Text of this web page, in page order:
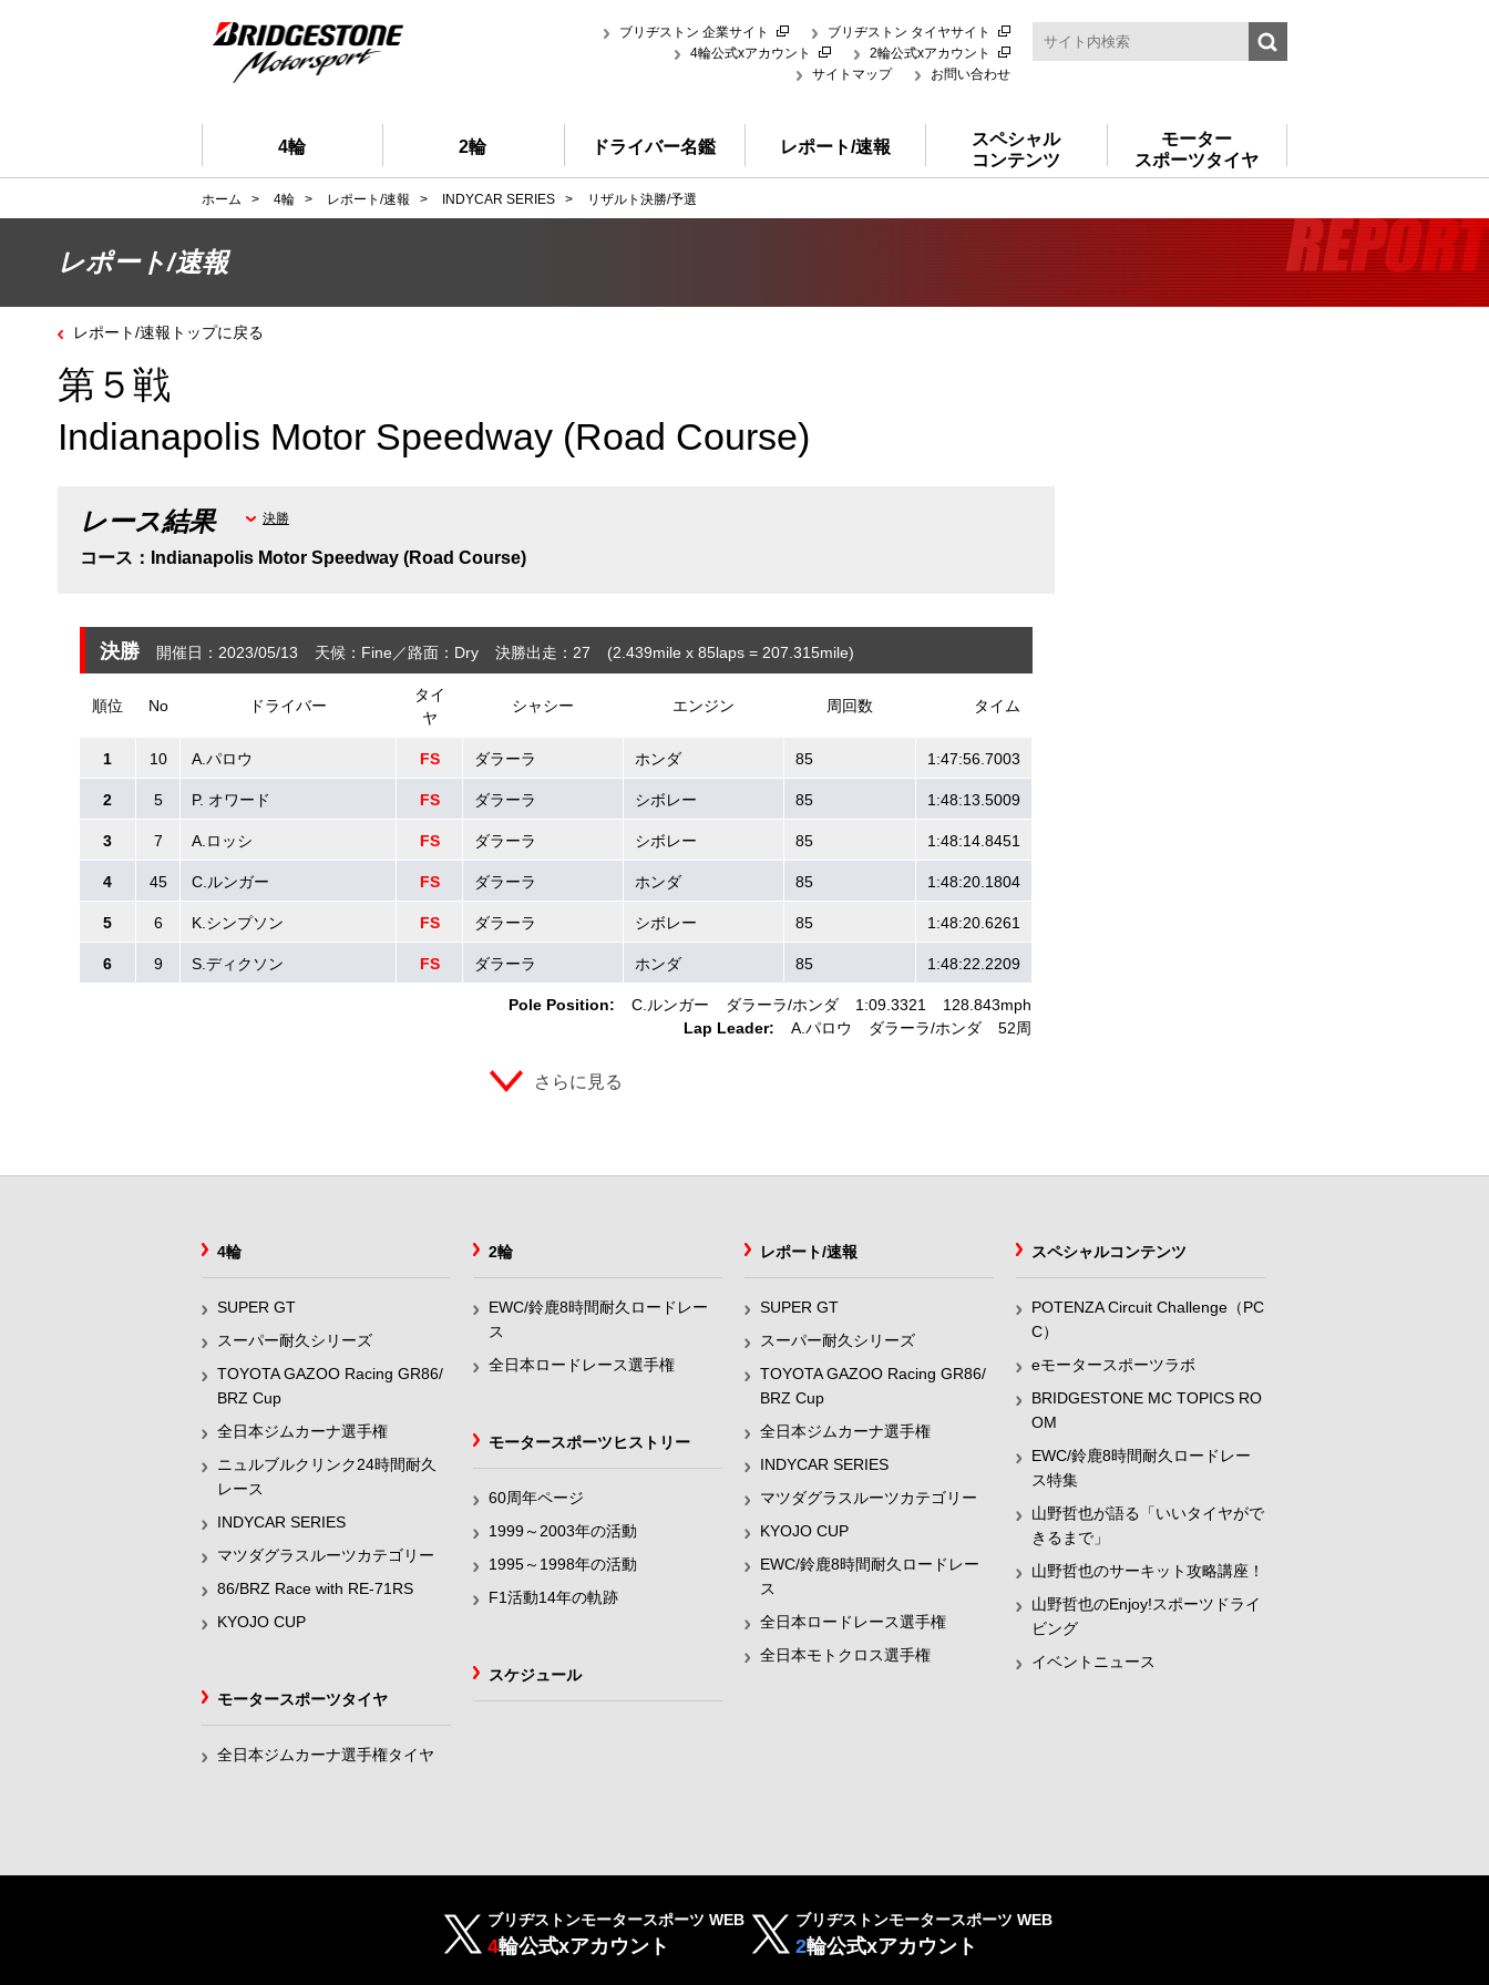
ブリヂストン 企業サイト
ブリヂストン タイヤサイト
4輪公式xアカウント
2輪公式xアカウント
サイトマップ
お問い合わせ
4輪 2輪 ドライバー名鑑 レポート/速報
スペシャル
コンテンツ
モーター
スポーツタイヤ
ホーム > 4輪 > レポート/速報 > INDYCAR SERIES > リザルト決勝/予選
レポート/速報
レポート/速報トップに戻る
第５戦
Indianapolis Motor Speedway (Road Course)
レース結果
コース：Indianapolis Motor Speedway (Road Course)
決勝
決勝 開催日：2023/05/13 天候：Fine 路面：Dry 決勝出走：27 (2.439mile x 85laps = 207.315mile)
順位 No ドライバー
タイ
ヤ
シャシー エンジン 周回数 タイム
Pole Position: C.ルンガー ダラーラ ホンダ 1:09.3321
128.843mph
Lap Leader:
A.パロウ ダラーラ ホンダ 52周
1 10 A.パロウ FS ダラーラ ホンダ 85 1:47:56.7003
2 5 P. オワード FS ダラーラ シボレー 85 1:48:13.5009
3 7 A.ロッシ FS ダラーラ シボレー 85 1:48:14.8451
4 45 C.ルンガー FS ダラーラ ホンダ 85 1:48:20.1804
5 6 K.シンプソン FS ダラーラ シボレー 85 1:48:20.6261
6 9 S.ディクソン FS ダラーラ ホンダ 85 1:48:22.2209
さらに見る
4輪
SUPER GT
スーパー耐久シリーズ
TOYOTA GAZOO Racing GR86/
BRZ Cup
全日本ジムカーナ選手権
ニュルブルクリンク24時間耐久
レース
INDYCAR SERIES
マツダグラスルーツカテゴリー
86/BRZ Race with RE-71RS
KYOJO CUP
2輪
EWC/鈴鹿8時間耐久ロードレー
ス
全日本ロードレース選手権
レポート/速報
SUPER GT
スーパー耐久シリーズ
TOYOTA GAZOO Racing GR86/
BRZ Cup
全日本ジムカーナ選手権
INDYCAR SERIES
マツダグラスルーツカテゴリー
KYOJO CUP
EWC/鈴鹿8時間耐久ロードレー
ス
全日本ロードレース選手権
全日本モトクロス選手権
スペシャルコンテンツ
POTENZA Circuit Challenge（PC
C）
eモータースポーツラボ
BRIDGESTONE MC TOPICS RO
OM
EWC/鈴鹿8時間耐久ロードレー
ス特集
山野哲也が語る「いいタイヤがで
きるまで」
山野哲也のサーキット攻略講座！
山野哲也のEnjoy!スポーツドライ
ビング
イベントニュース
モータースポーツヒストリー
60周年ページ
1999～2003年の活動
1995～1998年の活動
F1活動14年の軌跡
スケジュール
モータースポーツタイヤ
全日本ジムカーナ選手権タイヤ
ブリヂストンモータースポーツ WEB
4輪公式xアカウント
ブリヂストンモータースポーツ WEB
2輪公式xアカウント